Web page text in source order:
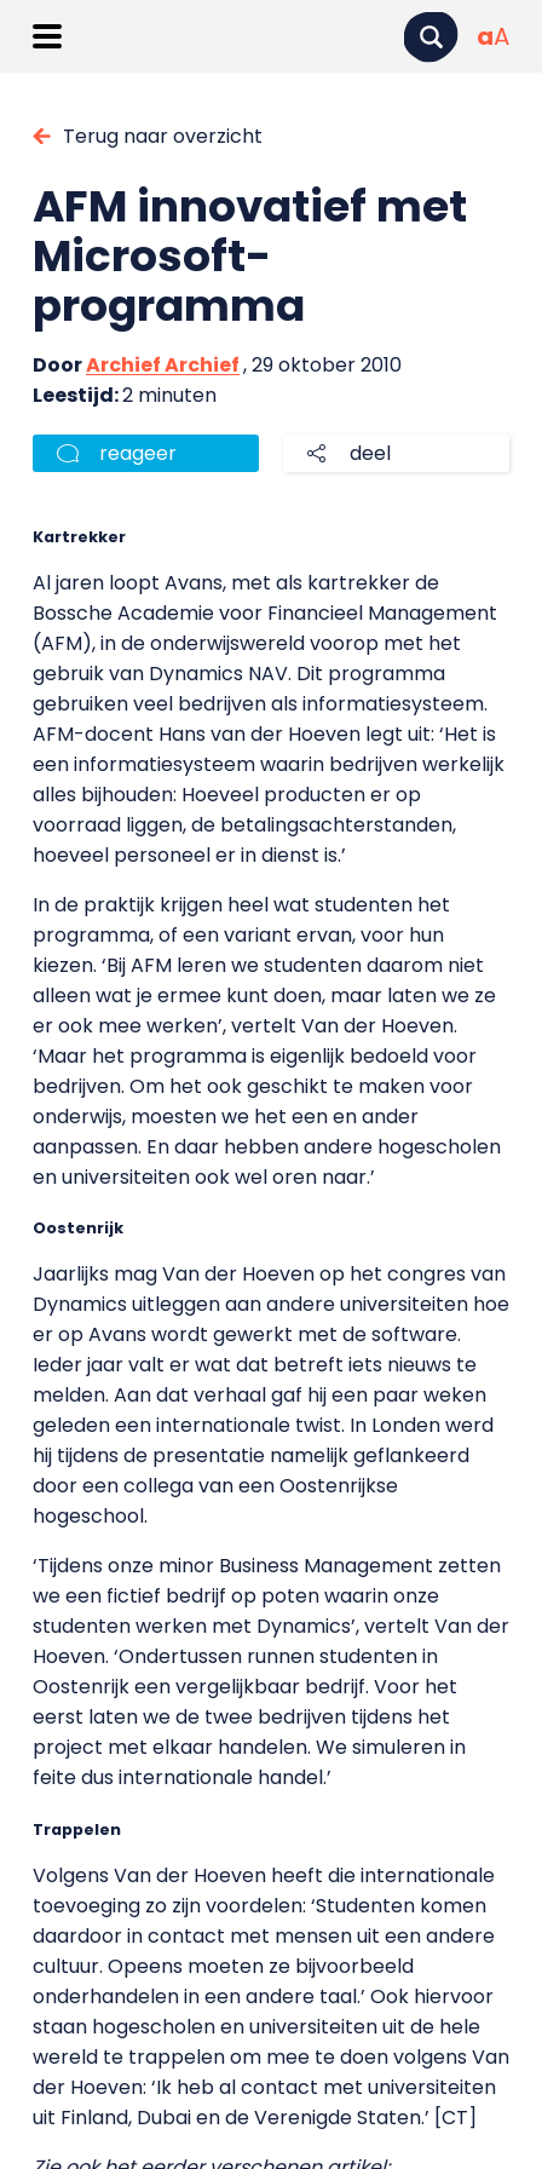
aA
Terug naar overzicht
AFM innovatief met
Microsoft-
programma
DoorArchief Archief, 29 oktober 2010
Leestijd:2 minuten
reageer deel
Kartrekker
Al jaren loopt Avans, met als kartrekker de
Bossche Academie voor Financieel Management
(AFM), in de onderwijswereld voorop met het
gebruik van Dynamics NAV. Dit programma
gebruiken veel bedrijven als informatiesysteem.
AFM-docent Hans van der Hoeven legt uit: ‘Het is
een informatiesysteem waarin bedrijven werkelijk
alles bijhouden: Hoeveel producten er op
voorraad liggen, de betalingsachterstanden,
hoeveel personeel er in dienst is.’
In de praktijk krijgen heel wat studenten het
programma, of een variant ervan, voor hun
kiezen. ‘Bij AFM leren we studenten daarom niet
alleen wat je ermee kunt doen, maar laten we ze
er ook mee werken’, vertelt Van der Hoeven.
‘Maar het programma is eigenlijk bedoeld voor
bedrijven. Om het ook geschikt te maken voor
onderwijs, moesten we het een en ander
aanpassen. En daar hebben andere hogescholen
en universiteiten ook wel oren naar.’
Oostenrijk
Jaarlijks mag Van der Hoeven op het congres van
Dynamics uitleggen aan andere universiteiten hoe
er op Avans wordt gewerkt met de software.
Ieder jaar valt er wat dat betreft iets nieuws te
melden. Aan dat verhaal gaf hij een paar weken
geleden een internationale twist. In Londen werd
hij tijdens de presentatie namelijk geflankeerd
door een collega van een Oostenrijkse
hogeschool.
‘Tijdens onze minor Business Management zetten
we een fictief bedrijf op poten waarin onze
studenten werken met Dynamics’, vertelt Van der
Hoeven. ‘Ondertussen runnen studenten in
Oostenrijk een vergelijkbaar bedrijf. Voor het
eerst laten we de twee bedrijven tijdens het
project met elkaar handelen. We simuleren in
feite dus internationale handel.’
Trappelen
Volgens Van der Hoeven heeft die internationale
toevoeging zo zijn voordelen: ‘Studenten komen
daardoor in contact met mensen uit een andere
cultuur. Opeens moeten ze bijvoorbeeld
onderhandelen in een andere taal.’ Ook hiervoor
staan hogescholen en universiteiten uit de hele
wereld te trappelen om mee te doen volgens Van
der Hoeven: ‘Ik heb al contact met universiteiten
uit Finland, Dubai en de Verenigde Staten.’ [CT]